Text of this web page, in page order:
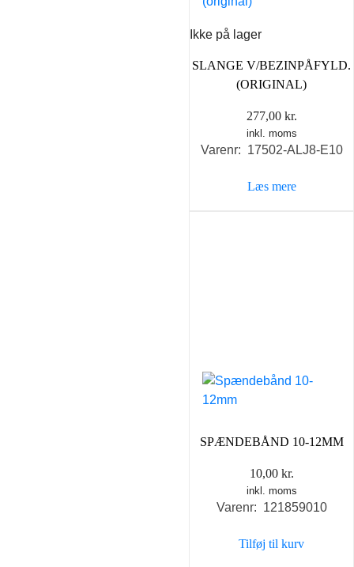
Ikke på lager
SLANGE V/BEZINPÅFYLD.
(ORIGINAL)
277,00 kr.
inkl. moms
Varenr: 17502-ALJ8-E10
Læs mere
SPÆNDEBÅND 10-12MM
10,00 kr.
inkl. moms
Varenr: 121859010
Tilføj til kurv